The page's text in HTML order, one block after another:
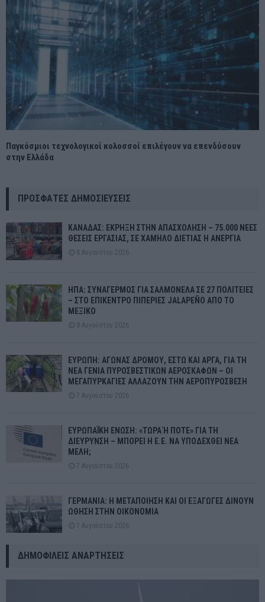
Παγκόσμιοι τεχνολογικοί κολοσσοί επιλέγουν να επενδύσουν
στην Ελλάδα
ΠΡΌΣΦΑΤΕΣ ΔΗΜΟΣΙΕΎΣΕΙΣ
ΚΑΝΑΔΑΣ: ΕΚΡΗΞΗ ΣΤΗΝ ΑΠΑΣΧΟΛΗΣΗ – 75.000 ΝΕΕΣ
ΘΕΣΕΙΣ ΕΡΓΑΣΙΑΣ, ΣΕ ΧΑΜΗΛΟ ΔΙΕΤΙΑΣ Η ΑΝΕΡΓΙΑ
8 Αυγούστου 2026
ΗΠΑ: ΣΥΝΑΓΕΡΜΟΣ ΓΙΑ ΣΑΛΜΟΝΕΛΑ ΣΕ 27 ΠΟΛΙΤΕΙΕΣ
– ΣΤΟ ΕΠΙΚΕΝΤΡΟ ΠΙΠΕΡΙΕΣ JALAPEÑO ΑΠΟ ΤΟ
ΜΕΞΙΚΟ
8 Αυγούστου 2026
ΕΥΡΩΠΗ: ΑΓΩΝΑΣ ΔΡΟΜΟΥ, ΕΣΤΩ ΚΑΙ ΑΡΓΑ, ΓΙΑ ΤΗ
ΝΕΑ ΓΕΝΙΑ ΠΥΡΟΣΒΕΣΤΙΚΩΝ ΑΕΡΟΣΚΑΦΩΝ – ΟΙ
ΜΕΓΑΠΥΡΚΑΓΙΕΣ ΑΛΛΑΖΟΥΝ ΤΗΝ ΑΕΡΟΠΥΡΟΣΒΕΣΗ
7 Αυγούστου 2026
ΕΥΡΩΠΑΪΚΗ ΕΝΩΣΗ: «ΤΩΡΑ Ή ΠΟΤΕ» ΓΙΑ ΤΗ
ΔΙΕΥΡΥΝΣΗ – ΜΠΟΡΕΙ Η Ε.Ε. ΝΑ ΥΠΟΔΕΧΘΕΙ ΝΕΑ
ΜΕΛΗ;
7 Αυγούστου 2026
ΓΕΡΜΑΝΙΑ: Η ΜΕΤΑΠΟΙΗΣΗ ΚΑΙ ΟΙ ΕΞΑΓΩΓΕΣ ΔΙΝΟΥΝ
ΩΘΗΣΗ ΣΤΗΝ ΟΙΚΟΝΟΜΙΑ
7 Αυγούστου 2026
ΔΗΜΟΦΙΛΕΊΣ ΑΝΑΡΤΉΣΕΙΣ